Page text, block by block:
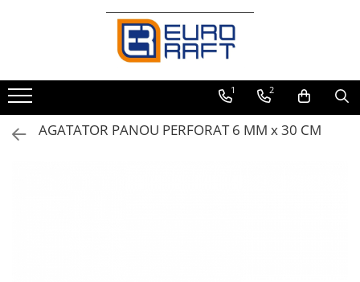
Refrigerare Comercială
Dulapuri Frigorifice 1 2
AGATATOR PANOU PERFORAT 6 MM x 30 CM